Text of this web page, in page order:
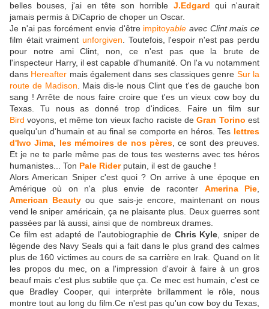
belles bouses, j'ai en tête son horrible J.Edgard qui n'aurait
jamais permis à DiCaprio de choper un Oscar.
Je n'ai pas forcément envie d'être impitoyable avec Clint mais ce
film était vraiment unforgiven . Toutefois, l'espoir n'est pas perdu
pour notre ami Clint, non, ce n'est pas que la brute de
l'inspecteur Harry, il est capable d'humanité. On l'a vu notamment
dans Hereafter mais également dans ses classiques genre Sur la
route de Madison . Mais dis-le nous Clint que t'es de gauche bon
sang ! Arrête de nous faire croire que t'es un vieux cow boy du
Texas. Tu nous as donné trop d'indices. Faire un film sur
Bird voyons, et même ton vieux facho raciste deGran Torino est
quelqu'un d'humain et au final se comporte en héros. Tes lettres
d'Iwo Jima
les mémoires de nos pères, ce sont des preuves.
Et je ne te parle même pas de tous tes westerns avec tes héros
humanistes... Ton Pale Riderputain, il est de gauche !
Alors American Sniper c'est quoi ? On arrive à une époque en
Amérique où on n'a plus envie de raconter Amerina Pie
American Beauty ou que sais-je encore, maintenant on nous
vend le sniper américain, ça ne plaisante plus. Deux guerres sont
passées par là aussi, ainsi que de nombreux drames.
Ce film est adapté de l'autobiographie de Chris Kyle , sniper de
légende des Navy Seals qui a fait dans le plus grand des calmes
plus de 160 victimes au cours de sa carrière en Irak. Quand on lit
les propos du mec, on a l'impression d'avoir à faire à un gros
beauf mais c'est plus subtile que ça. Ce mec est humain, c'est ce
que Bradley Cooper, qui interprète brillamment le rôle, nous
montre tout au long du film.Ce n'est pas qu'un cow boy du Texas,